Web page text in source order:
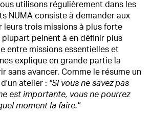
utilisons régulièrement dans les
NUMA consiste à demander aux
leurs trois missions à plus forte
plupart peinent à en définir plus
entre missions essentielles et
explique en grande partie la
sans avancer. Comme le résume un
atelier : "Si vous ne savez pas
est importante, vous ne pourrez
moment la faire."